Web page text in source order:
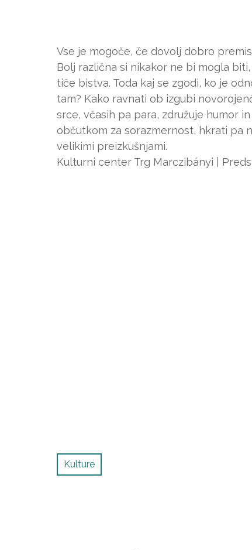
Vse je mogoče, če dovolj dobro
Bolj različna si nikakor ne bi mogla
tiče bistva. Toda kaj se zgodi, ko je
tam? Kako ravnati ob izgubi
srce, včasih pa para, združuje humor
občutkom za sorazmernost, hkrati pa
velikimi preizkušnjami.
Kulturni center Trg Marczibányi |
Kulture